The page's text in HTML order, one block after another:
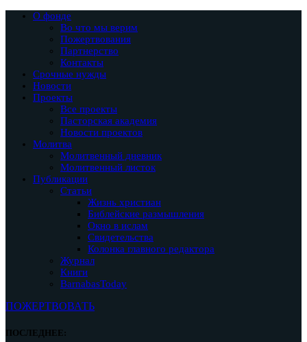
О фонде
Во что мы верим
Пожертвования
Партнерство
Контакты
Срочные нужды
Новости
Проекты
Все проекты
Пасторская академия
Новости проектов
Молитва
Молитвенный дневник
Молитвенный листок
Публикации
Статьи
Жизнь христиан
Библейские размышления
Окно в ислам
Свидетельства
Колонка главного редактора
Журнал
Книги
BarnabasToday
ПОЖЕРТВОВАТЬ
ПОСЛЕДНЕЕ: